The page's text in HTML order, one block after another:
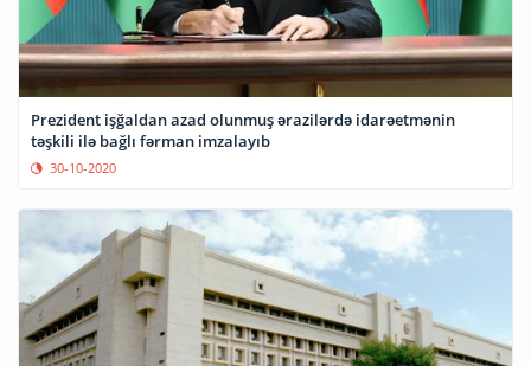
Prezident işğaldan azad olunmuş ərazilərdə idarəetmənin
təşkili ilə bağlı fərman imzalayıb
30-10-2020